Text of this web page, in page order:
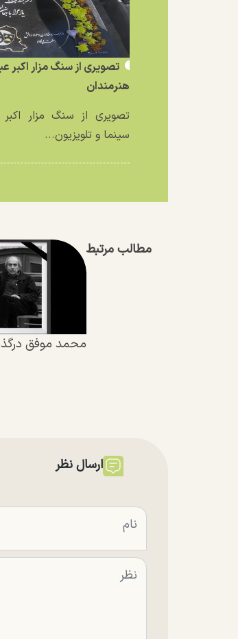
تصویری از سنگ مزار اکبر
هنرمندان
تصویری از سنگ مزار اکبر
سینما و تلویزیون...
مطالب مرتبط
محمد موفق
ارسال نظر